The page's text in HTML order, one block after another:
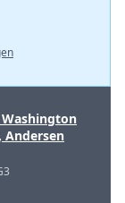
Washington
Andersen